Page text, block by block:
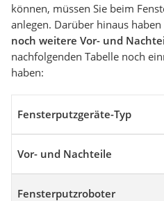
können, müssen Sie beim
anlegen. Darüber hinaus haben
noch weitere Vor- und
nachfolgenden Tabelle noch
haben:
Fensterputzgeräte-Typ
Vor- und Nachteile
Fensterputzroboter